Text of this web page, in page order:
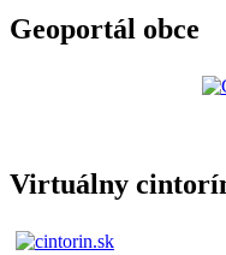
Geoportál obce
Virtuálny